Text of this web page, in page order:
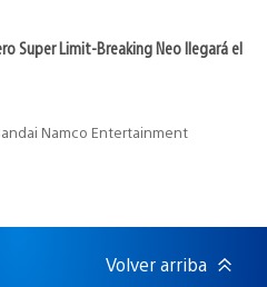
Super Limit-Breaking Neo llegará el
Namco Entertainment
Volver arriba